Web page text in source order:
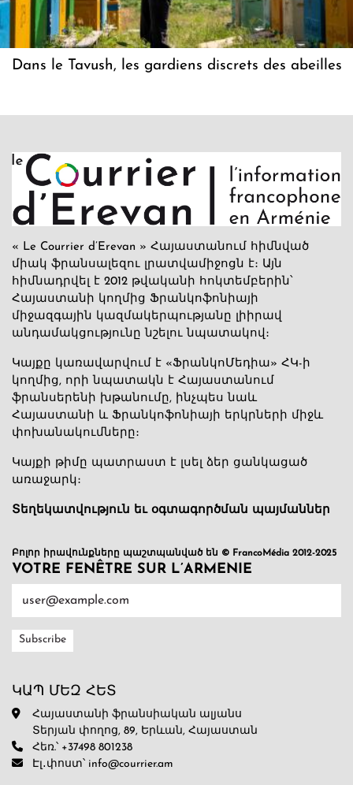
Dans le Tavush, les gardiens discrets des abeilles
« Le Courrier d’Erevan » Հայաստանում հիմնված
միակ ֆրանսալեզու լրատվամիջոցն է։ Այն
հիմնադրվել է 2012 թվականի հոկտեմբերին՝
Հայաստանի կողմից Ֆրանկոֆոնիայի
միջազգային կազմակերպությանը լիիրավ
անդամակցությունը նշելու նպատակով։
Կայքը կառավարվում է «ՖրանկոՄեդիա» ՀԿ-ի
կողմից, որի նպատակն է Հայաստանում
ֆրանսերենի խթանումը, ինչպես նաև
Հայաստանի և Ֆրանկոֆոնիայի երկրների միջև
փոխանակումները։
Կայքի թիմը պատրաստ է լսել ձեր ցանկացած
առաջարկ։
Տեղեկատվություն եւ օգտագործման պայմաններ
Բոլոր իրավունքները պաշտպանված են © FrancoMédia 2012-2025
VOTRE FENÊTRE SUR L’ARMENIE
ԿԱՊ ՄԵԶ ՀԵՏ
Հայաստանի ֆրանսիական ալյանս
Տերյան փողոց, 89, Երևան, Հայաստան
Հեռ.՝ +37498 801238
Էլ․փոստ՝ info@courrier.am